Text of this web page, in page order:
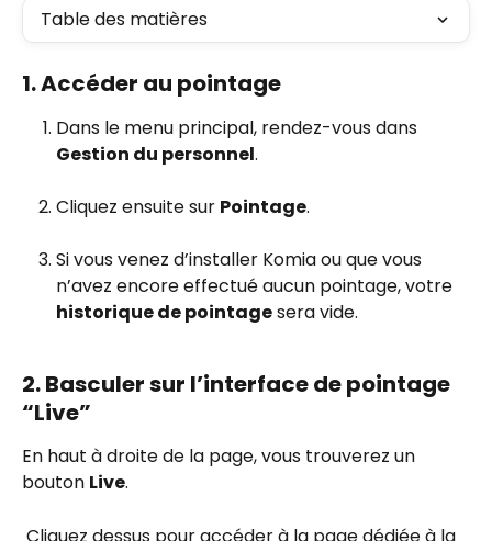
Table des matières
1. Accéder au pointage
Dans le menu principal, rendez-vous dans
Gestion du personnel.
Cliquez ensuite sur Pointage.
Si vous venez d’installer Komia ou que vous
n’avez encore effectué aucun pointage, votre
historique de pointage sera vide.
2. Basculer sur l’interface de pointage
“Live”
En haut à droite de la page, vous trouverez un
bouton Live.